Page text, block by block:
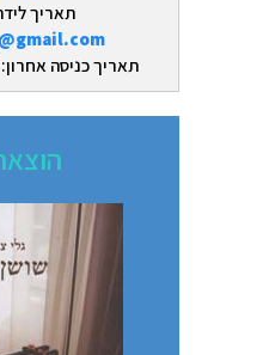
תאריך לידה:01/12/
תאריך כניסה אחרון: 2026-08-05